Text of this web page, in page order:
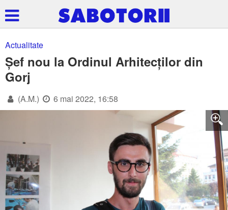
Actualitate
Șef nou la Ordinul Arhitecților din
Gorj
(A.M.) 6 mai 2022, 16:58